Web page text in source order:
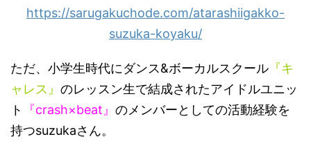
https://sarugakuchode.com/atarashiigakko-
suzuka-koyaku/
ただ、小学生時代にダンス&ボーカルスクール 『キ
ャレス』 のレッスン生で結成されたアイドルユニッ
ト
『crash×beat』 のメンバーとしての活動経験を
持つsuzukaさん。